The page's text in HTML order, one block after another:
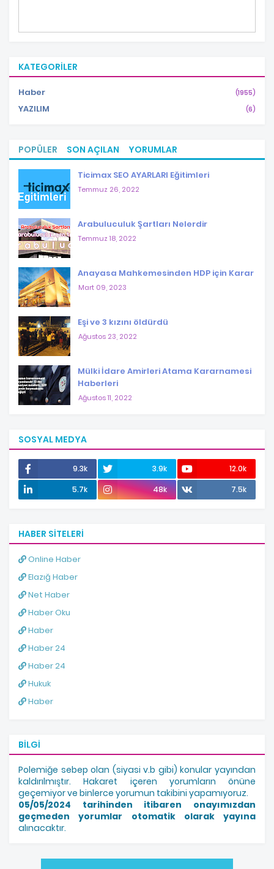
KATEGORILER
Haber (1955)
YAZILIM (6)
POPÜLER SON AÇILAN YORUMLAR
Ticimax SEO AYARLARI Eğitimleri
Temmuz 26, 2022
Arabuluculuk Şartları Nelerdir
Temmuz 18, 2022
Anayasa Mahkemesinden HDP için Karar
Mart 09, 2023
Eşi ve 3 kızını öldürdü
Ağustos 23, 2022
Mülki İdare Amirleri Atama Kararnamesi
Haberleri
Ağustos 11, 2022
SOSYAL MEDYA
9.3k 3.9k
12.0k
5.7k
48k 7.5k
HABER SITELERI
Online Haber
Elazığ Haber
Net Haber
Haber Oku
Haber
Haber 24
Haber 24
Hukuk
Haber
BILGI
Polemiğe sebep olan (siyasi v.b gibi) konular yayından
kaldırılmıştır. Hakaret içeren yorumların önüne
geçemiyor ve binlerce yorumun takibini yapamıyoruz.
05/05/2024 tarihinden itibaren onayımızdan
geçmeden yorumlar otomatik olarak yayına
alınacaktır.